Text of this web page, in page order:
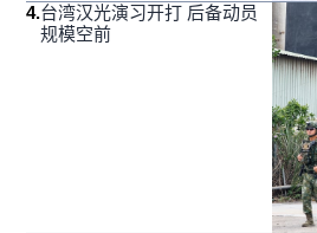
4.台湾汉光演习开打 后备动员
规模空前